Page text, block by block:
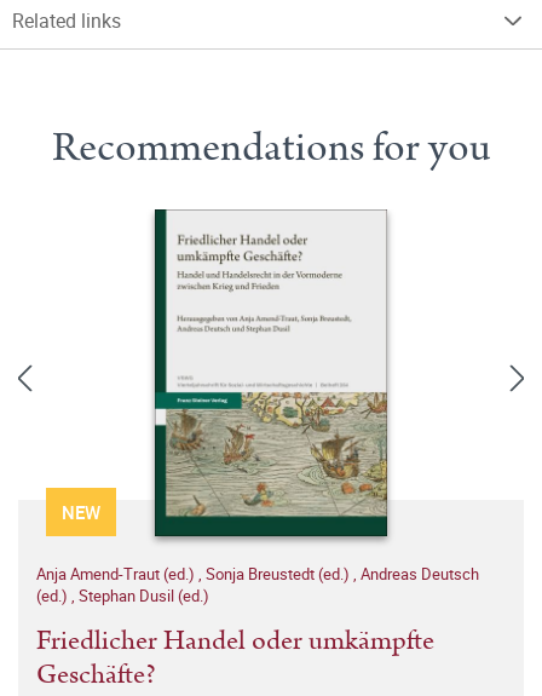
Related links
Recommendations for you
NEW
Anja Amend-Traut (ed.) , Sonja Breustedt (ed.) , Andreas Deutsch
(ed.) , Stephan Dusil (ed.)
Friedlicher Handel oder umkämpfte
Geschäfte?